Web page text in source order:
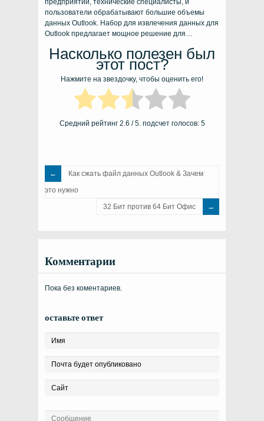
предприятий, технические специалисты, и
пользователи обрабатывают большие объемы
данных Outlook. Набор для извлечения данных для
Outlook предлагает мощное решение для…
Насколько полезен был
этот пост?
Нажмите на звездочку, чтобы оценить его!
Средний рейтинг 2.6 / 5. подсчет голосов: 5
Как сжать файл данных Outlook & Зачем
это нужно
32 Бит против 64 Бит Офис
Комментарии
Пока без коментариев.
оставьте ответ